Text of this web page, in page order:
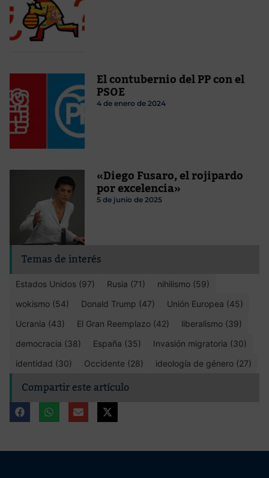
El contubernio del PP con el
PSOE
4 de enero de 2024
«Diego Fusaro, el rojipardo
por excelencia»
5 de junio de 2025
Temas de interés
Estados Unidos (97) Rusia (71)
nihilismo (59)
wokismo (54)
Donald Trump (47)
Unión Europea (45)
Ucrania (43)
El Gran Reemplazo (42)
liberalismo (39)
democracia (38)
España (35)
Invasión migratoria (30)
identidad (30)
Occidente (28) ideología de género (27)
Compartir este artículo